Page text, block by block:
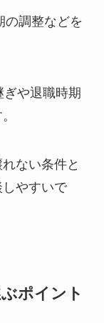
の調整などを
や退職時期
ない条件と
やすいで
ポイント